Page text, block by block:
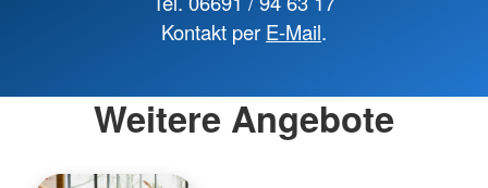
Kontakt per E-Mail.
Weitere Angebote